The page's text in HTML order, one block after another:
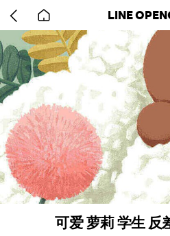
back
to
home
LINE
可爱 萝莉 学生 反